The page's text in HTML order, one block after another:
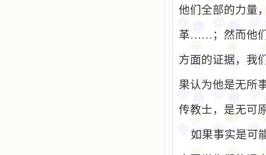
他们全部的力量
革……；然而他
方面的证据，我
果认为他是无所
传教士，是无可
如果事实是可